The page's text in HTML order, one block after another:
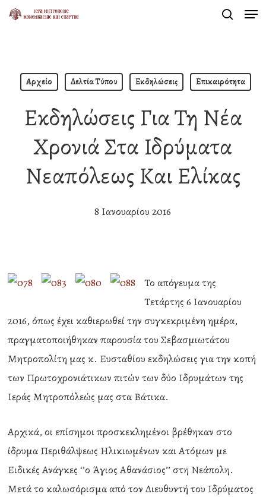
Skip
Αρχείο Δελτία Τύπου Εκδηλώσεις Επικαιρότητα
Εκδηλώσεις Για Τη Νέα
Χρονιά Στα Ιδρύματα
Νεαπόλεως Και Ελίκας
8 Ιανουαρίου 2016
Το απόγευμα της
Τετάρτης 6 Ιανουαρίου
2016, όπως έχει καθιερωθεί την συγκεκριμένη ημέρα,
πραγματοποιήθηκαν παρουσία του Σεβασμιωτάτου
Μητροπολίτη μας κ. Ευσταθίου εκδηλώσεις για την κοπή
των Πρωτοχρονιάτικων πιτών των δύο Ιδρυμάτων της
Ιεράς Μητροπόλεώς μας στα Βάτικα.
Αρχικά, οι επίσημοι προσκεκλημένοι βρέθηκαν στο
ίδρυμα Περιθάλψεως Ηλικιωμένων και Ατόμων με
Ειδικές Ανάγκες ‘’ο Άγιος Αθανάσιος’’ στη Νεάπολη.
Μετά το καλωσόρισμα από τον Διευθυντή του Ιδρύματος